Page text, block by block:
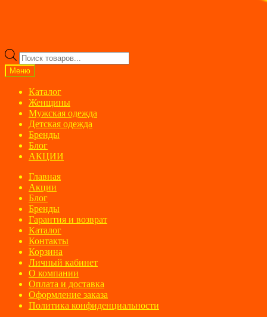
Поиск
товаров
Меню
Каталог
Женщины
Мужская одежда
Детская одежда
Бренды
Блог
АКЦИИ
Главная
Акции
Блог
Бренды
Гарантия и возврат
Каталог
Контакты
Корзина
Личный кабинет
О компании
Оплата и доставка
Оформление заказа
Политика конфиденциальности